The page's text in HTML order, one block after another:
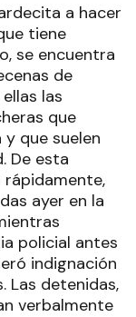
a hacer
tiene
se encuentra
de
las
que
que suelen
De esta
rápidamente,
ayer en la
policial antes
indignación
Las detenidas,
verbalmente